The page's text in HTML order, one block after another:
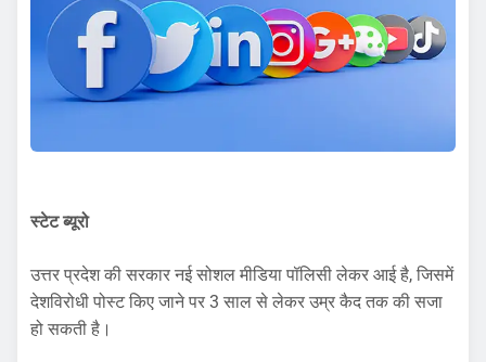
स्टेट ब्यूरो
उत्तर प्रदेश की सरकार नई सोशल मीडिया पॉलिसी लेकर आई है, जिसमें
देशविरोधी पोस्ट किए जाने पर 3 साल से लेकर उम्र कैद तक की सजा
हो सकती है।